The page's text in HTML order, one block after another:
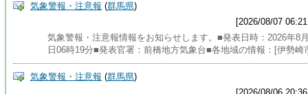
気象警報・注意報 (群馬県)
[2026/08/07
気象警報・注意報情報をお知らせします。■発表日時：2026年8
日06時19分■発表官署：前橋地方気象台■各地域の情報：[伊勢崎
気象警報・注意報 (群馬県)